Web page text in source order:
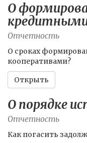
О
Отчетность
О сроках
кооперативами?
Открыть
О порядке
Отчетность
Как погасить